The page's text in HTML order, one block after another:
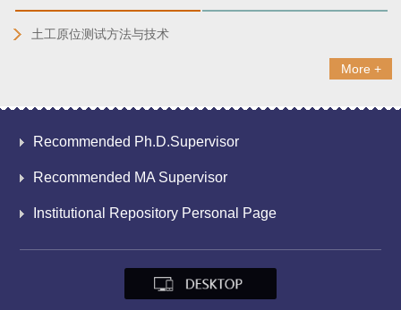
土工原位测试方法与技术
More +
Recommended Ph.D.Supervisor
Recommended MA Supervisor
Institutional Repository Personal Page